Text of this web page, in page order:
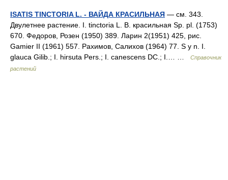
ISATIS TINCTORIA L. - ВАЙДА КРАСИЛЬНАЯ — см. 343.
Двулетнее растение. I. tinctoria L. В. красильная Sp. pl. (1753)
670. Федоров, Розен (1950) 389. Ларин 2(1951) 425, рис.
Gamier II (1961) 557. Рахимов, Салихов (1964) 77. S y n. I.
glauca Gilib.; I. hirsuta Pers.; I. canescens DC.; I.… …
Справочник
растений